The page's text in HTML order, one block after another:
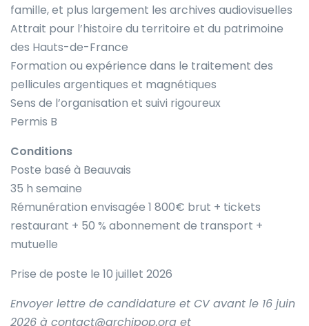
famille, et plus largement les archives audiovisuelles
Attrait pour l’histoire du territoire et du patrimoine
des Hauts-de-France
Formation ou expérience dans le traitement des
pellicules argentiques et magnétiques
Sens de l’organisation et suivi rigoureux
Permis B
Conditions
Poste basé à Beauvais
35 h semaine
Rémunération envisagée 1 800€ brut + tickets
restaurant + 50 % abonnement de transport +
mutuelle
Prise de poste le 10 juillet 2026
Envoyer lettre de candidature et CV avant le 16 juin
2026 à contact@archipop.org et